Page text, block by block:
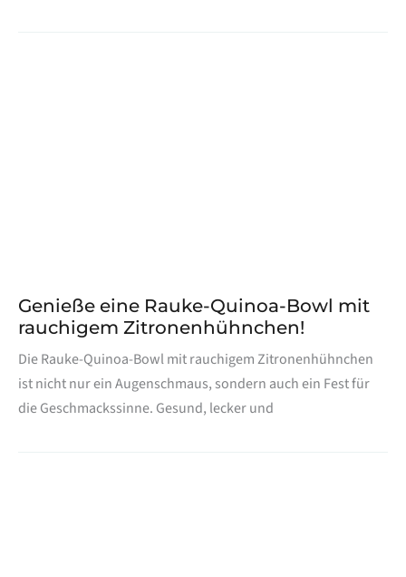
Genieße eine Rauke-Quinoa-Bowl mit
rauchigem Zitronenhühnchen!
Die Rauke-Quinoa-Bowl mit rauchigem Zitronenhühnchen
ist nicht nur ein Augenschmaus, sondern auch ein Fest für
die Geschmackssinne. Gesund, lecker und